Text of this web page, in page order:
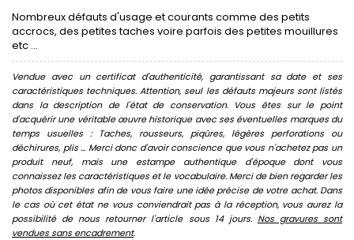
Nombreux défauts d'usage et courants comme des petits
accrocs, des petites taches voire parfois des petites mouillures
etc ...
Vendue avec un certificat d'authenticité, garantissant sa date et ses
caractéristiques techniques. Attention, seul les défauts majeurs sont listés
dans la description de l'état de conservation. Vous êtes sur le point
d'acquérir une véritable œuvre historique avec ses éventuelles marques du
temps usuelles : Taches, rousseurs, piqûres, légères perforations ou
déchirures, plis ... Merci donc d'avoir conscience que vous n'achetez pas un
produit neuf, mais une estampe authentique d'époque dont vous
connaissez les caractéristiques et le vocabulaire. Merci de bien regarder les
photos disponibles afin de vous faire une idée précise de votre achat. Dans
le cas où cet état ne vous conviendrait pas à la réception, vous aurez la
possibilité de nous retourner l'article sous 14 jours. Nos gravures sont
vendues sans encadrement.